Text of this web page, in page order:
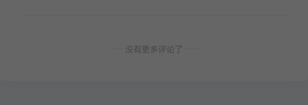
没有更多评论了